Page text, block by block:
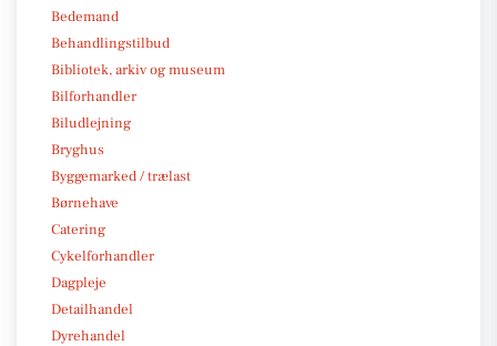
Bedemand
Behandlingstilbud
Bibliotek, arkiv og museum
Bilforhandler
Biludlejning
Bryghus
Byggemarked / trælast
Børnehave
Catering
Cykelforhandler
Dagpleje
Detailhandel
Dyrehandel